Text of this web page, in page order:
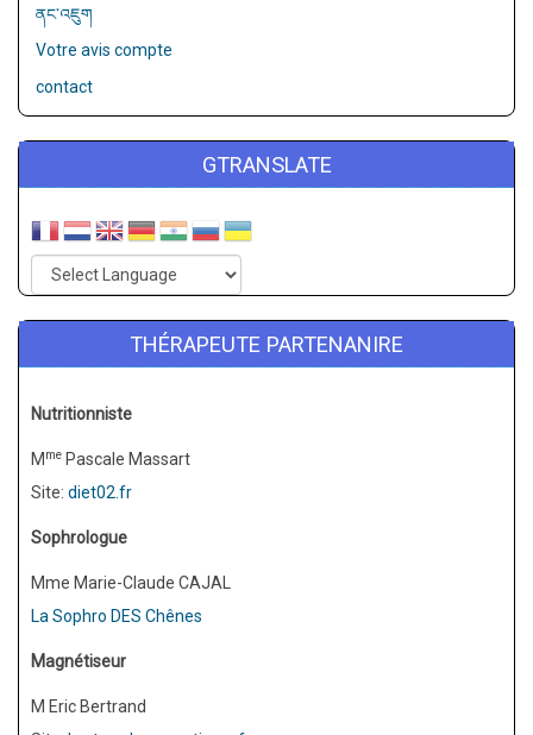
ནང་འཇུག
Votre avis compte
contact
GTRANSLATE
THÉRAPEUTE PARTENANIRE
Nutritionniste
M me Pascale Massart
Site: diet02.fr
Sophrologue
Mme Marie-Claude CAJAL
La Sophro DES Chênes
Magnétiseur
M Eric Bertrand